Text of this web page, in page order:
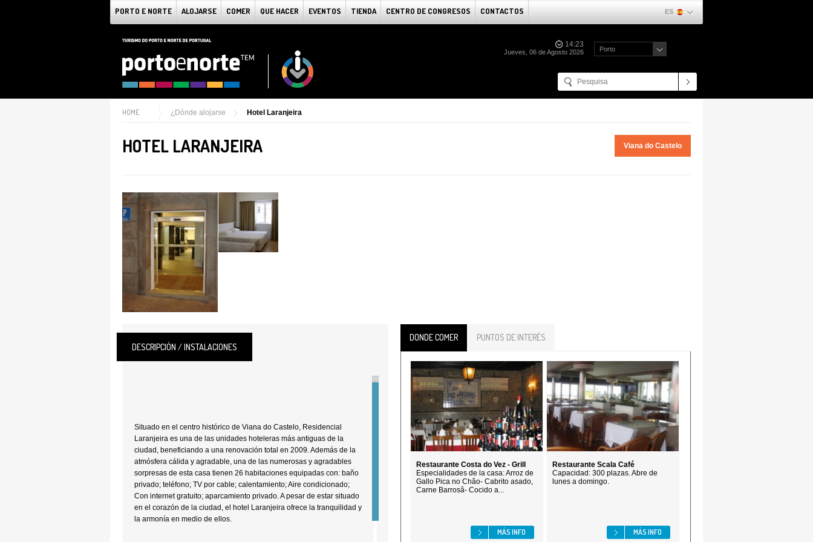
PORTO E NORTE ALOJARSE COMER QUE HACER EVENTOS TIENDA CENTRO DE CONGRESOS CONTACTOS ES
14:23
Jueves, 06 de Agosto 2026 Porto
HOME ¿Dónde alojarse Hotel Laranjeira
HOTEL LARANJEIRA Viana do Castelo
DESCRIPCIÓN / INSTALACIONES
Situado en el centro histórico de Viana do Castelo, Residencial
Laranjeira es una de las unidades hoteleras más antiguas de la
ciudad, beneficiando a una renovación total en 2009. Además de la
atmósfera cálida y agradable, una de las numerosas y agradables
sorpresas de esta casa tienen 26 habitaciones equipadas con: baño
privado; teléfono; TV por cable; calentamiento; Aire condicionado;
Con internet gratuito; aparcamiento privado. A pesar de estar situado
en el corazón de la ciudad, el hotel Laranjeira ofrece la tranquilidad y
la armonía en medio de ellos.
DONDE COMER PUNTOS DE INTERÉS
Restaurante Costa do Vez - Grill
Especialidades de la casa: Arroz de
Gallo Pica no Châo- Cabrito asado,
Carne Barrosâ- Cocido a...
MÁS INFO
Restaurante Scala Café
Capacidad: 300 plazas. Abre de
lunes a domingo.
MÁS INFO